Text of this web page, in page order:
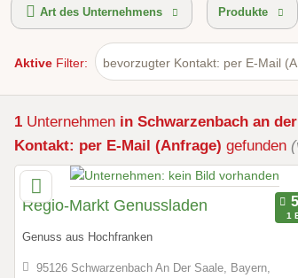
Mindestbestellwert Lieferservice
Art des Unternehmens Produkte
Aktive Filter: bevorzugter Kontakt: per E-Mail
1 Unternehmen in Schwarzenbach an
Kontakt: per E-Mail (Anfrage) gefunden
Regio-Markt Genussladen
1
Genuss aus Hochfranken
95126 Schwarzenbach An Der Saale, Bayern,